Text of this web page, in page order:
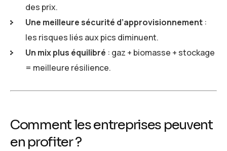
des prix.
Une meilleure sécurité d’approvisionnement :
les risques liés aux pics diminuent.
Un mix plus équilibré : gaz + biomasse + stockage
= meilleure résilience.
Comment les entreprises peuvent
en profiter ?